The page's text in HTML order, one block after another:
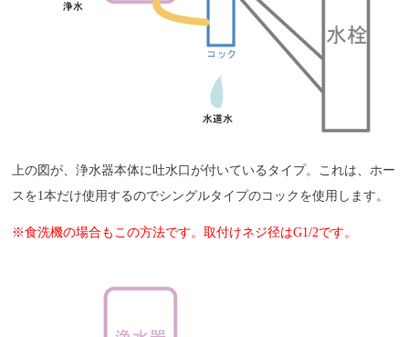
上の図が、浄水器本体に吐水口が付いているタイプ。これは、ホー
スを1本だけ使用するのでシングルタイプのコックを使用します。
※食洗機の場合もこの方法です。取付けネジ径はG1/2です。